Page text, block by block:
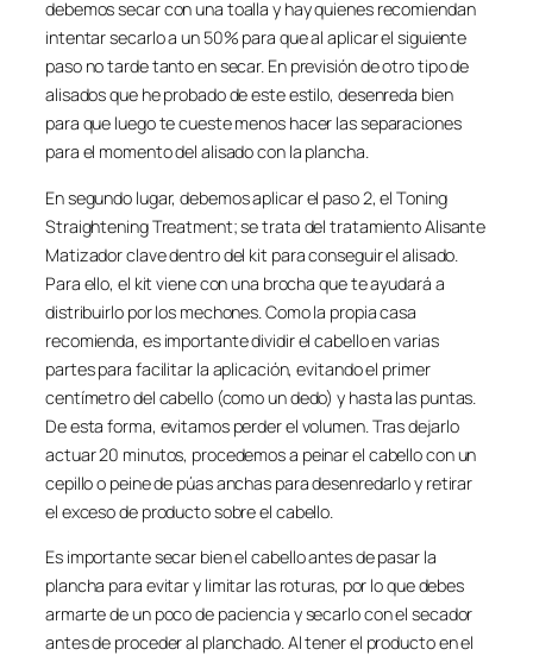
debemos secar con una toalla y hay quienes recomiendan
intentar secarlo a un 50% para que al aplicar el siguiente
paso no tarde tanto en secar. En previsión de otro tipo de
alisados que he probado de este estilo, desenreda bien
para que luego te cueste menos hacer las separaciones
para el momento del alisado con la plancha.
En segundo lugar, debemos aplicar el paso 2, el Toning
Straightening Treatment; se trata del tratamiento Alisante
Matizador clave dentro del kit para conseguir el alisado.
Para ello, el kit viene con una brocha que te ayudará a
distribuirlo por los mechones. Como la propia casa
recomienda, es importante dividir el cabello en varias
partes para facilitar la aplicación, evitando el primer
centímetro del cabello (como un dedo) y hasta las puntas.
De esta forma, evitamos perder el volumen. Tras dejarlo
actuar 20 minutos, procedemos a peinar el cabello con un
cepillo o peine de púas anchas para desenredarlo y retirar
el exceso de producto sobre el cabello.
Es importante secar bien el cabello antes de pasar la
plancha para evitar y limitar las roturas, por lo que debes
armarte de un poco de paciencia y secarlo con el secador
antes de proceder al planchado. Al tener el producto en el